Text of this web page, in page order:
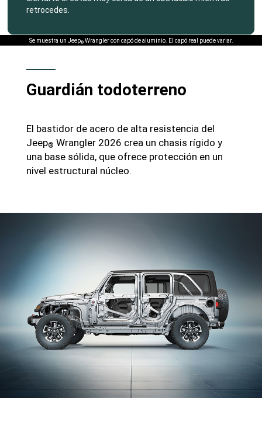
Se muestra un Jeep®Wrangler con capó de aluminio. El capó real puede variar.
retrocedes.
Guardián todoterreno
El bastidor de acero de alta resistencia del
Jeep® Wrangler 2026 crea un chasis rígido y
una base sólida, que ofrece protección en un
nivel estructural núcleo.